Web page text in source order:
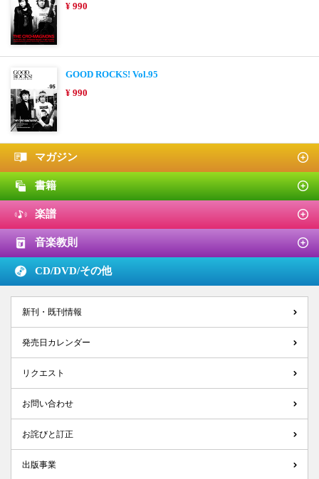
¥ 990
GOOD ROCKS! Vol.95
¥ 990
マガジン
書籍
楽譜
音楽教則
CD/DVD/その他
新刊・既刊情報
発売日カレンダー
リクエスト
お問い合わせ
お詫びと訂正
出版事業